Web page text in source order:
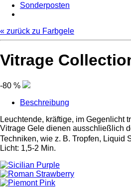
Sonderposten
« zurück zu Farbgele
Vitrage
-80 %
Beschreibung
Leuchtende, kräftige, im Gegenlicht
Vitrage Gele dienen ausschließlich
Techniken, wie z. B. Tropfen, Liquid
Licht: 1,5-2 Min.